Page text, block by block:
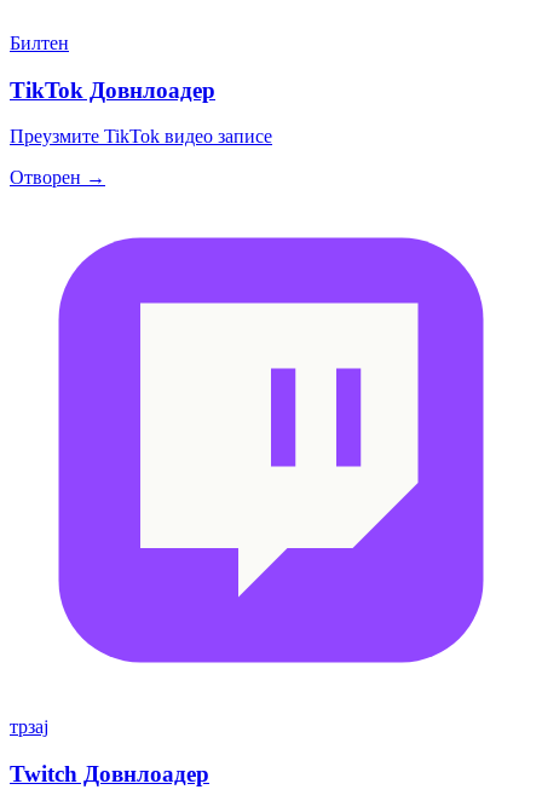
Билтен
TikTok Довнлоадер
Преузмите TikTok видео записе
Отворен →
трзај
Twitch Довнлоадер